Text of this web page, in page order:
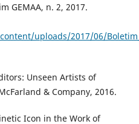
GEMAA, n. 2, 2017.
uploads/2017/06/
Unseen Artists of
& Company, 2016.
Icon in the Work of